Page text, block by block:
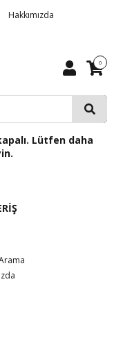
Hakkımızda
0
Lütfen daha